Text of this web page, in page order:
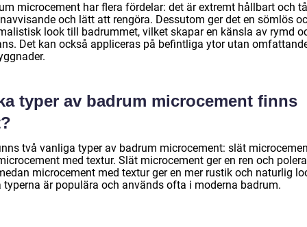
microcement har flera fördelar: det är extremt hållbart och
och lätt att rengöra. Dessutom ger det en sömlös
look till badrummet, vilket skapar en känsla av rymd
Det kan också appliceras på befintliga ytor utan
typer av badrum microcement finns
två vanliga typer av badrum microcement: slät
med textur. Slät microcement ger en ren och
microcement med textur ger en mer rustik och naturlig
typerna är populära och används ofta i moderna badrum.